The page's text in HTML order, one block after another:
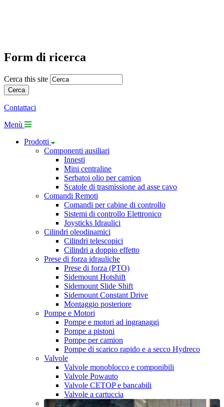
Form di ricerca
Cerca this site
Contattaci
Menù
Prodotti
Componenti ausiliari
Innesti
Mini centraline
Serbatoi olio per camion
Scatole di trasmissione ad asse cavo
Comandi Remoti
Comandi per cabine di controllo
Sistemi di controllo Elettronico
Joysticks Idraulici
Cilindri oleodinamici
Cilindri telescopici
Cilindri a doppio effetto
Prese di forza idrauliche
Prese di forza (PTO)
Sidemount Hotshift
Sidemount Slide Shift
Sidemount Constant Drive
Montaggio posteriore
Pompe e Motori
Pompe e motori ad ingranaggi
Pompe a pistoni
Pompe per camion
Pompe di scarico rapido e a secco Hydreco
Valvole
Valvole monoblocco e componibili
Valvole Powauto
Valvole CETOP e bancabili
Valvole a cartuccia